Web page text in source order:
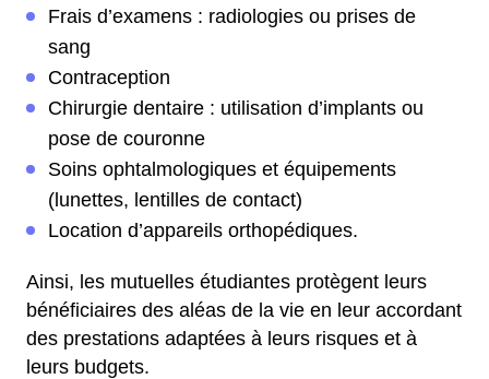
Frais d’examens : radiologies ou prises de
sang
Contraception
Chirurgie dentaire : utilisation d’implants ou
pose de couronne
Soins ophtalmologiques et équipements
(lunettes, lentilles de contact)
Location d’appareils orthopédiques.
Ainsi, les mutuelles étudiantes protègent leurs
bénéficiaires des aléas de la vie en leur accordant
des prestations adaptées à leurs risques et à
leurs budgets.